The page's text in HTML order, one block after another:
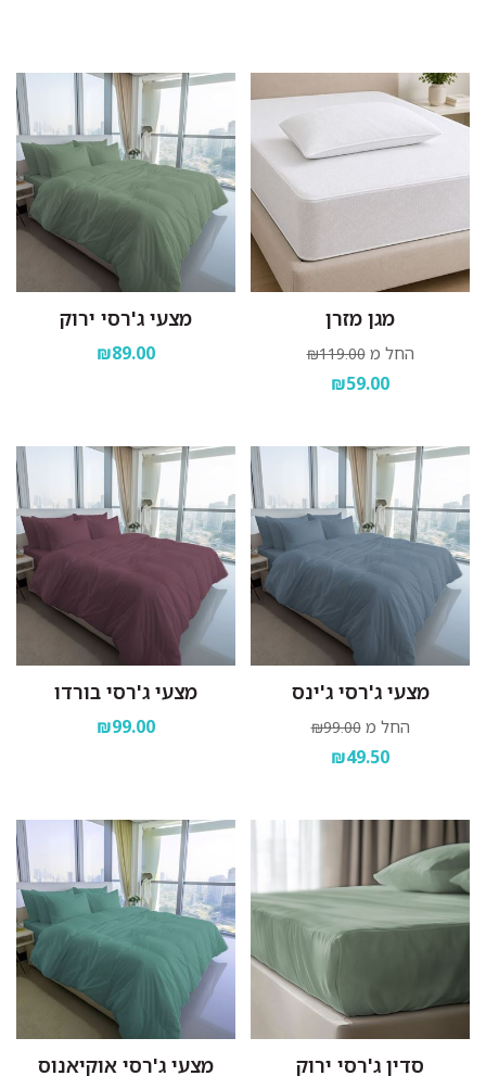
לתלות מיד בגמר הכביסה במקום מוצל.
מגן מזרן
החל מ ₪119.00
₪59.00
מצעי ג'רסי ירוק
₪89.00
מצעי ג'רסי ג'ינס
החל מ ₪99.00
₪49.50
מצעי ג'רסי בורדו
₪99.00
סדין ג'רסי ירוק מצעי ג'רסי אוקיאנוס